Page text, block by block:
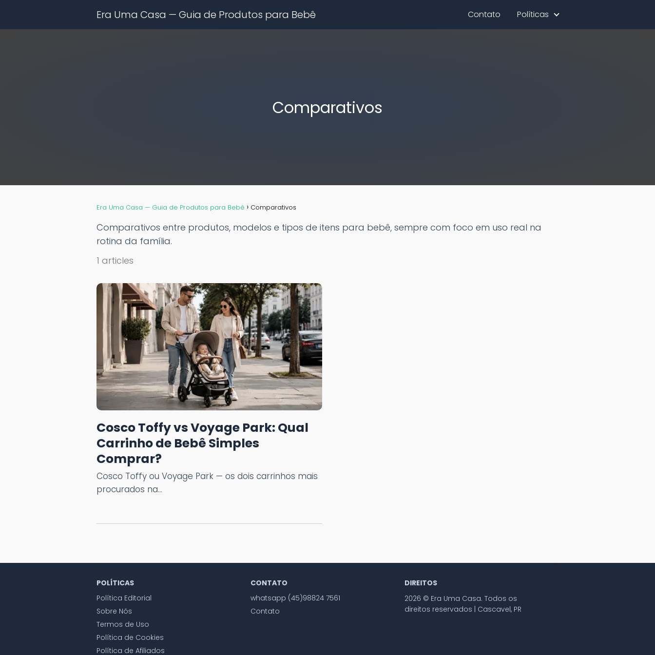
Era Uma Casa — Guia de Produtos para Bebê Contato Políticas
Comparativos
Era Uma Casa — Guia de Produtos para Bebê Comparativos
Comparativos entre produtos, modelos e tipos de itens para bebê, sempre com foco em uso real na
rotina da família.
1 articles
Cosco Toffy vs Voyage Park: Qual
Carrinho de Bebê Simples
Comprar?
Cosco Toffy ou Voyage Park — os dois carrinhos mais
procurados na…
POLÍTICAS
Política Editorial
Sobre Nós
Termos de Uso
Política de Cookies
Política de Afiliados
CONTATO
whatsapp (45)98824 7561
Contato
DIREITOS
2026 © Era Uma Casa. Todos os
direitos reservados | Cascavel, PR